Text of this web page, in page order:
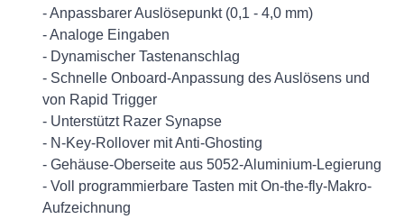
- Anpassbarer Auslösepunkt (0,1 - 4,0 mm)
- Analoge Eingaben
- Dynamischer Tastenanschlag
- Schnelle Onboard-Anpassung des Auslösens und
von Rapid Trigger
- Unterstützt Razer Synapse
- N-Key-Rollover mit Anti-Ghosting
- Gehäuse-Oberseite aus 5052-Aluminium-Legierung
- Voll programmierbare Tasten mit On-the-fly-Makro-
Aufzeichnung